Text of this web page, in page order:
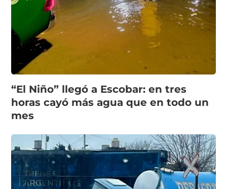
“El Niño” llegó a Escobar: en tres
horas cayó más agua que en todo un
mes